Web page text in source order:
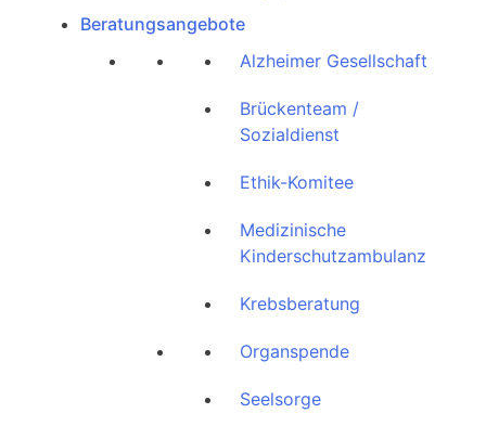
Beratungsangebote
Alzheimer Gesellschaft
Brückenteam /
Sozialdienst
Ethik-Komitee
Medizinische
Kinderschutzambulanz
Krebsberatung
Organspende
Seelsorge